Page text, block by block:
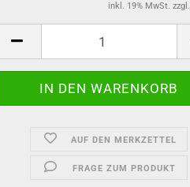
inkl. 19% MwSt. zzgl.
AUF DEN MERKZETTEL
FRAGE ZUM PRODUKT